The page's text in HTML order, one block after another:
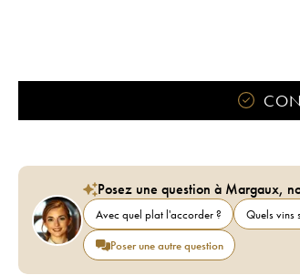
Posez une question à Margaux,
Avec quel plat l'accorder ? Quels vins
Poser une autre question